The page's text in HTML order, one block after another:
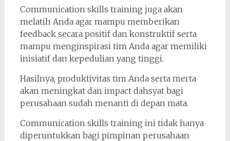
Communication skills training juga akan
melatih Anda agar mampu memberikan
feedback secara positif dan konstruktif serta
mampu menginspirasi tim Anda agar memiliki
inisiatif dan kepedulian yang tinggi.
Hasilnya, produktivitas tim Anda serta merta
akan meningkat dan impact dahsyat bagi
perusahaan sudah menanti di depan mata.
Communication skills training ini tidak hanya
diperuntukkan bagi pimpinan perusahaan